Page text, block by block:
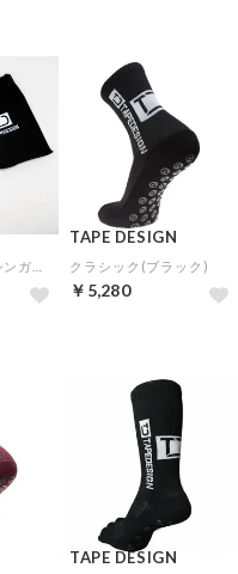
TAPE DESIGN
クラシック(ブラック)
￥5,280
TAPE DESIGN